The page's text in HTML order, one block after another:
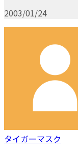
2003/01/24
タイガーマスク